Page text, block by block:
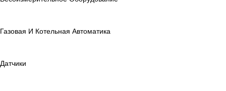
Газовая И Котельная Автоматика
Датчики